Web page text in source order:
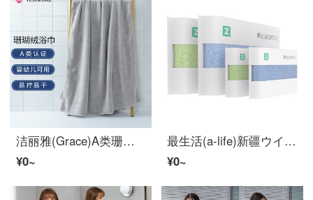
洁丽雅(Grace)A类珊瑚绒巴斯塔奥尔成人男性女史洗澡大塔奥尔柔软吸吸水不掉毛繊维包巾201 g/条120*60 cm灰色
¥0~
最生活(a-life)新疆ウイグル自治区贝尔贝特的棉塔奥尔巴士塔奥尔4件套纯哥顿巴士塔奥尔强吸水男女通用柔软纯哥顿蓝/绿色
¥0~